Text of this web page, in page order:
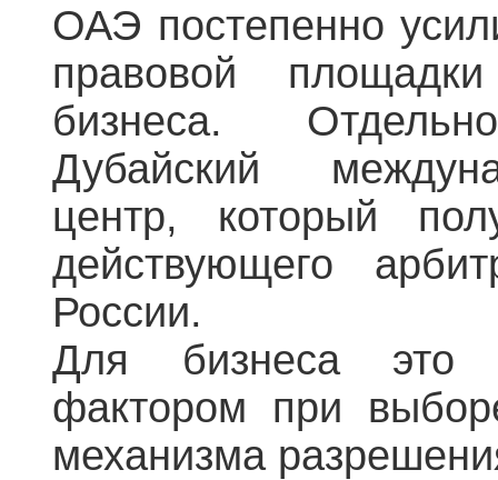
ОАЭ постепенно
правовой
бизнеса.
Дубайский
центр, который
действующего
России.
Для бизнеса
фактором при
механизма